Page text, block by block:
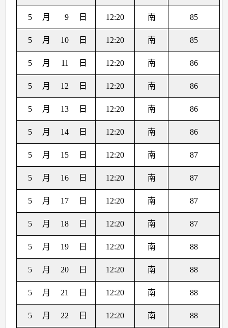
5 月 9 日 12:20 南 85
5 月 10 日 12:20 南 85
5 月 11 日 12:20 南 86
5 月 12 日 12:20 南 86
5 月 13 日 12:20 南 86
5 月 14 日 12:20 南 86
5 月 15 日 12:20 南 87
5 月 16 日 12:20 南 87
5 月 17 日 12:20 南 87
5 月 18 日 12:20 南 87
5 月 19 日 12:20 南 88
5 月 20 日 12:20 南 88
5 月 21 日 12:20 南 88
5 月 22 日 12:20 南 88